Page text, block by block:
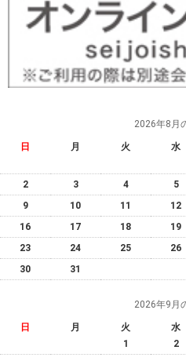
2026年8月
日 月 火 水
2
3 4 5
9
10 11 12
16
17 18 19
23
24 25 26
30
31
2026年9月
日 月 火 水
1
2